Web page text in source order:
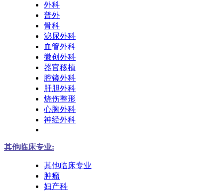
外科
普外
骨科
泌尿外科
血管外科
微创外科
器官移植
腔镜外科
肝胆外科
烧伤整形
心胸外科
神经外科
其他临床专业:
其他临床专业
肿瘤
妇产科